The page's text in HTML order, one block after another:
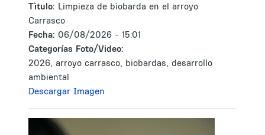
Tìtulo: Limpieza de biobarda en el arroyo
Carrasco
Fecha: 06/08/2026 - 15:01
Categorías Foto/Video:
2026, arroyo carrasco, biobardas, desarrollo
ambiental
Descargar Imagen